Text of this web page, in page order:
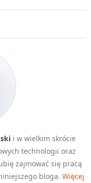
i w wielkim skrócie
technologii oraz
zajmować się pracą
bloga. Więcej